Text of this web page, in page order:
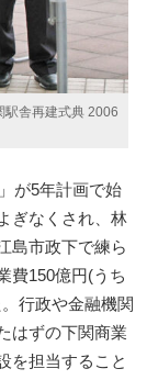
駅舎再建式典 2006
が5年計画で始
ぎなくされ、林
島市政下で練ら
費150億円(うち
行政や金融機関
はずの下関商業
を担当すること